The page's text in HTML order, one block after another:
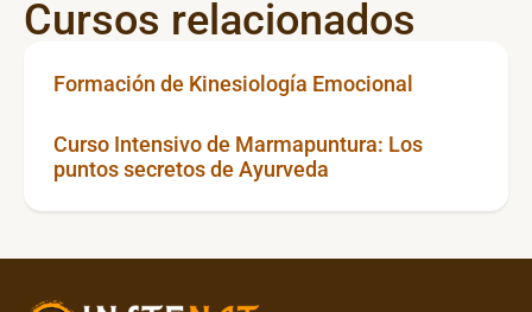
Cursos relacionados
Formación de Kinesiología Emocional
Curso Intensivo de Marmapuntura: Los
puntos secretos de Ayurveda